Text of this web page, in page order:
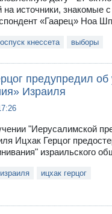
источники, знакомые
«Гаарец» Ноа
кнессета выборы
предупредил об
Израиля
"Иерусалимской
Ицхак Герцог
израильского
ицхак герцог